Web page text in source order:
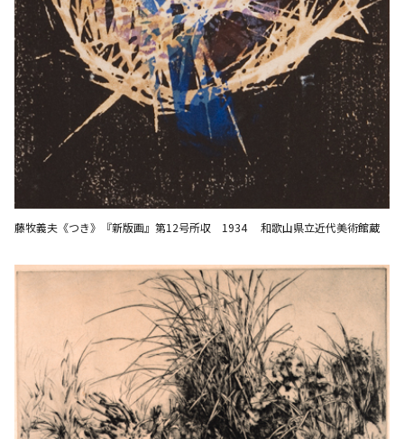
藤牧義夫《つき》『新版画』第12号所収 1934 和歌山県立近代美術館蔵